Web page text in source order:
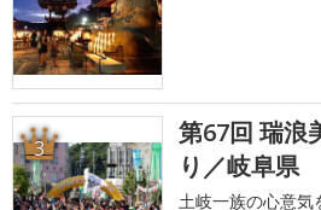
3
第67回 瑞浪
り／岐阜県
土岐一族の心意気